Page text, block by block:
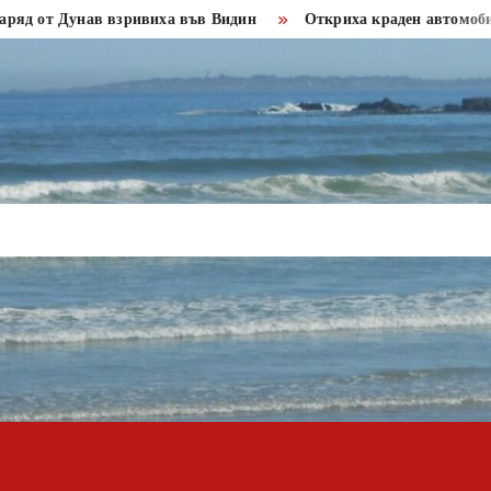
взривиха във Видин Откриха краден автомобил